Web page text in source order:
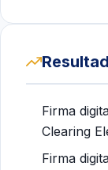
Firma
Clearing
Firma